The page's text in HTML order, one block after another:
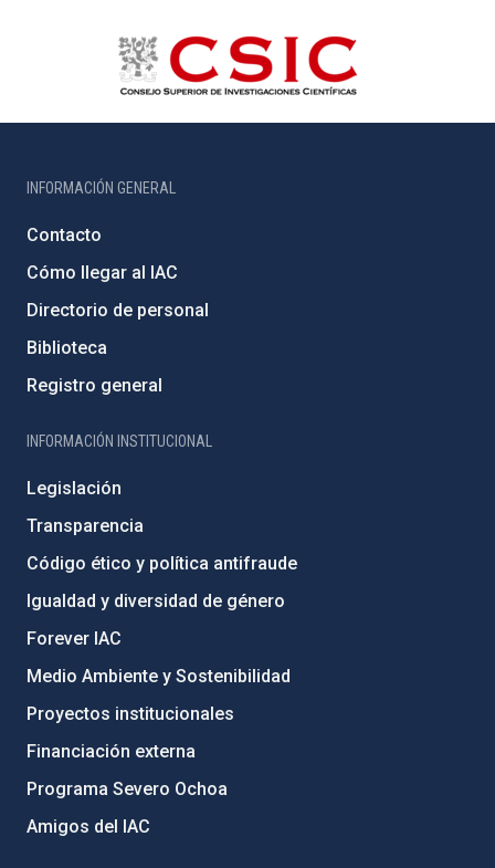
INFORMACIÓN GENERAL
Contacto
Cómo llegar al IAC
Directorio de personal
Biblioteca
Registro general
INFORMACIÓN INSTITUCIONAL
Legislación
Transparencia
Código ético y política antifraude
Igualdad y diversidad de género
Forever IAC
Medio Ambiente y Sostenibilidad
Proyectos institucionales
Financiación externa
Programa Severo Ochoa
Amigos del IAC